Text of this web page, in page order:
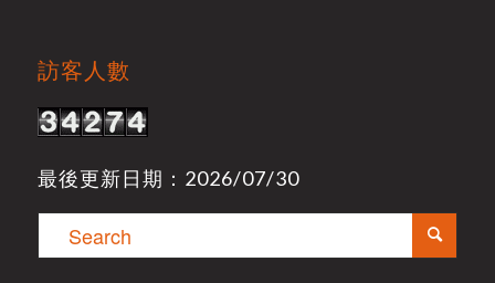
訪客人數
最後更新日期：2026/07/30